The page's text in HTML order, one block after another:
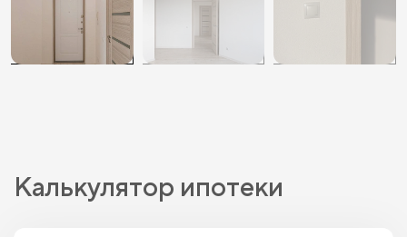
Калькулятор ипотеки